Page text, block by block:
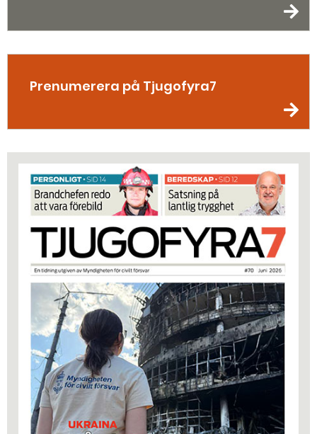
Prenumerera på Tjugofyra7